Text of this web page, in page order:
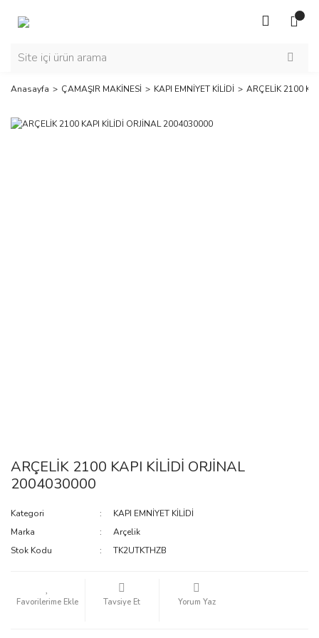
Anasayfa ÇAMAŞIR MAKİNESİ KAPI EMNİYET KİLİDİ ARÇELİK 2100
ARÇELİK 2100 KAPI KİLİDİ ORJİNAL
2004030000
Kategori
KAPI EMNİYET KİLİDİ
Marka
Arçelik
Stok Kodu
TK2UTKTHZB
Tavsiye Et Yorum Yaz